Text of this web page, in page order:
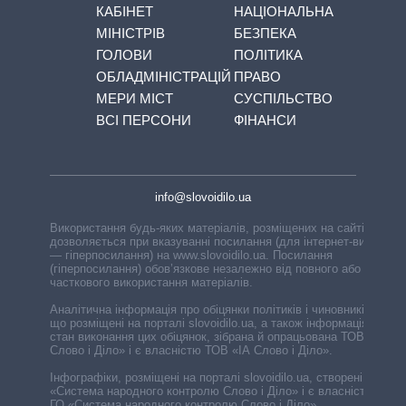
КАБІНЕТ
МІНІСТРІВ
ГОЛОВИ
ОБЛАДМІНІСТРАЦІЙ
МЕРИ МІСТ
ВСІ ПЕРСОНИ
НАЦІОНАЛЬНА
БЕЗПЕКА
ПОЛІТИКА
ПРАВО
СУСПІЛЬСТВО
ФІНАНСИ
info@slovoidilo.ua
Використання будь-яких матеріалів, розміщених на сайті,
дозволяється при вказуванні посилання (для інтернет-видань
— гіперпосилання) на www.slovoidilo.ua. Посилання
(гіперпосилання) обов’язкове незалежно від повного або
часткового використання матеріалів.
Аналітична інформація про обіцянки політиків і чиновників,
що розміщені на порталі slovoidilo.ua, а також інформація про
стан виконання цих обіцянок, зібрана й опрацьована ТОВ «ІА
Слово і Діло» і є власністю ТОВ «ІА Слово і Діло».
Інфографіки, розміщені на порталі slovoidilo.ua, створені ГО
«Система народного контролю Слово і Діло» і є власністю